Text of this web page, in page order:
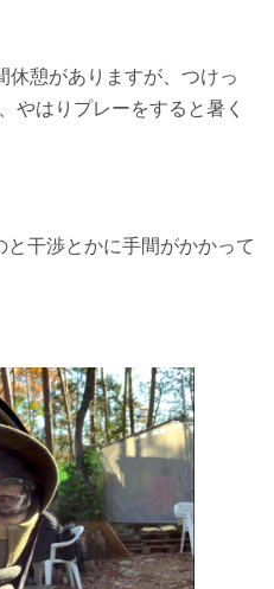
休憩がありますが、つけっ
やはりプレーをすると暑く
干渉とかに手間がかかって